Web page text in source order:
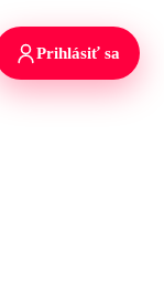
Prihlásiť sa